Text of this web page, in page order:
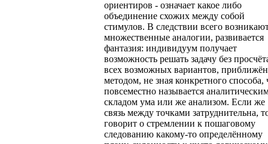
ориентиров - означает какое либо
объединение схожих между собой
стимулов. В следствии всего
множественные аналогии, развивается
фантазия: индивидуум получает
возможность решать задачу без
всех возможных вариантов,
методом, не зная конкретного способа,
повсеместно называется
складом ума или же анализом. Если же
связь между точками затруднительна,
говорит о стремлении к пошаговому
следованию какому-то определённому